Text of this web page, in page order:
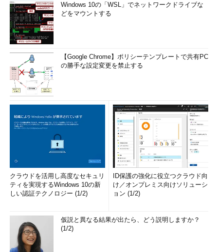
Windows 10の「WSL」でネットワークドライブな
どをマウントする
【Google Chrome】ポリシーテンプレートで共有PC
の勝手な設定変更を禁止する
クラウドを活用し高度なセキュリ
ティを実現するWindows 10の新
しい認証テクノロジー (1/2)
ID保護の強化に役立つクラウド向
け／オンプレミス向けソリューシ
ョン (1/2)
仮説と異なる結果が出たら、どう説明しますか？
(1/2)